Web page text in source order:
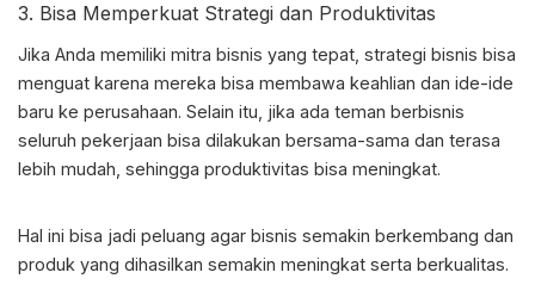
3. Bisa Memperkuat Strategi dan Produktivitas
Jika Anda memiliki mitra bisnis yang tepat, strategi bisnis bisa
menguat karena mereka bisa membawa keahlian dan ide-ide
baru ke perusahaan. Selain itu, jika ada teman berbisnis
seluruh pekerjaan bisa dilakukan bersama-sama dan terasa
lebih mudah, sehingga produktivitas bisa meningkat.
Hal ini bisa jadi peluang agar bisnis semakin berkembang dan
produk yang dihasilkan semakin meningkat serta berkualitas.